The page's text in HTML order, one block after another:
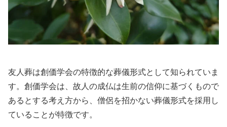
友人葬は創価学会の特徴的な葬儀形式として知られていま
す。創価学会は、故人の成仏は生前の信仰に基づくもので
あるとする考え方から、僧侶を招かない葬儀形式を採用し
ていることが特徴です。